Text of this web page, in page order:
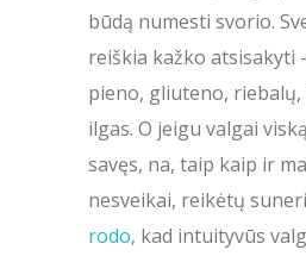
būdą numesti svorio.
reiškia kažko atsisakyti
pieno, gliuteno, riebalų,
ilgas. O jeigu valgai
savęs, na, taip kaip ir
nesveikai, reikėtų
rodo, kad intuityvūs